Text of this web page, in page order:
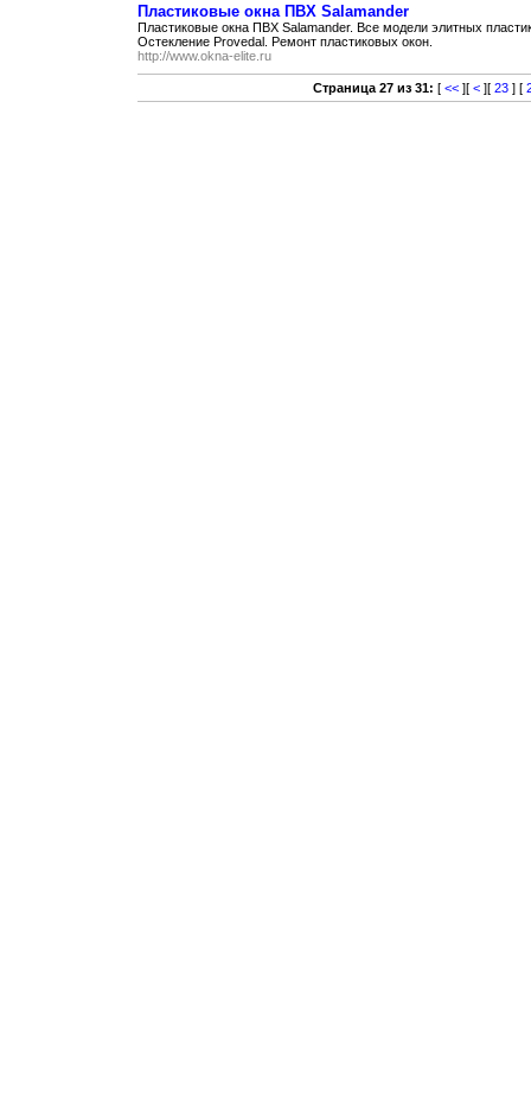
Пластиковые окна ПВХ Salamander
Пластиковые окна ПВХ Salamander. Все модели элитных
Остекление Provedal. Ремонт пластиковых окон.
http://www.okna-elite.ru
Страница 27 из 31: [ <<][ <][ 23] [